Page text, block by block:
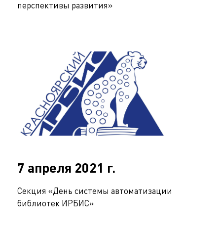
перспективы развития»
7 апреля 2021 г.
Секция «День системы автоматизации
библиотек ИРБИС»